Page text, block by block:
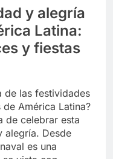
y alegría
Latina:
y fiestas
de las festividades
América Latina?
de celebrar esta
alegría. Desde
es una